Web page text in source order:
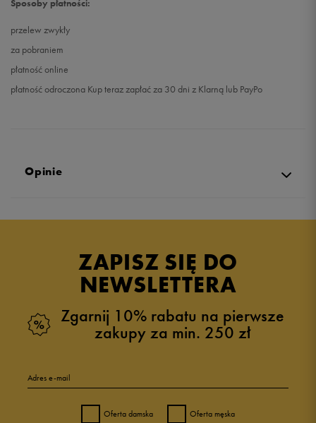
Sposoby płatności:
przelew zwykły
za pobraniem
płatność online
płatność odroczona Kup teraz zapłać za 30 dni z Klarną lub PayPo
Opinie
ZAPISZ SIĘ DO
NEWSLETTERA
Zgarnij 10% rabatu na pierwsze
zakupy za min. 250 zł
Adres e-mail
Oferta damska Oferta męska